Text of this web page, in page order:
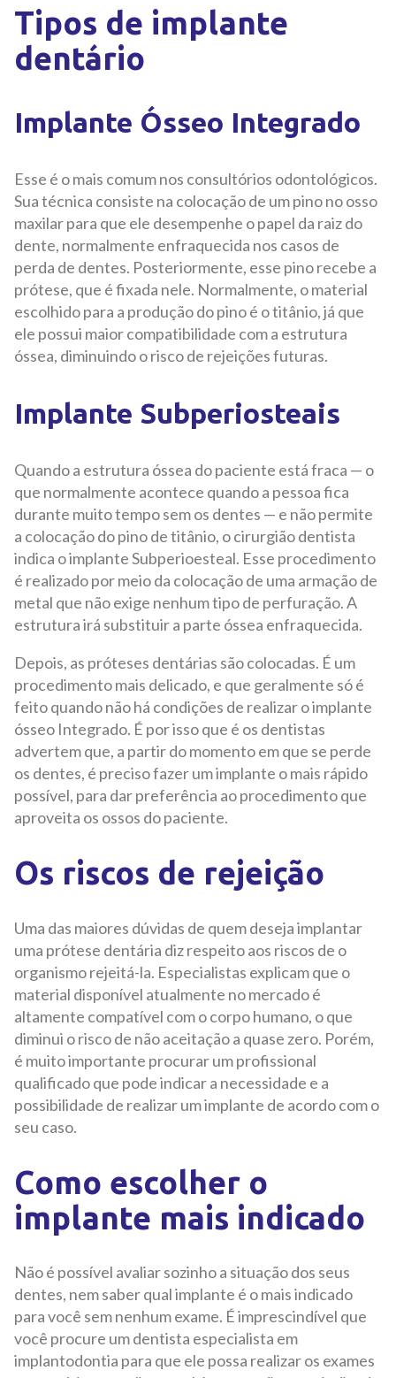
Tipos de implante
dentário
Implante Ósseo Integrado
Esse é o mais comum nos consultórios odontológicos.
Sua técnica consiste na colocação de um pino no osso
maxilar para que ele desempenhe o papel da raiz do
dente, normalmente enfraquecida nos casos de
perda de dentes. Posteriormente, esse pino recebe a
prótese, que é fixada nele. Normalmente, o material
escolhido para a produção do pino é o titânio, já que
ele possui maior compatibilidade com a estrutura
óssea, diminuindo o risco de rejeições futuras.
Implante Subperiosteais
Quando a estrutura óssea do paciente está fraca — o
que normalmente acontece quando a pessoa fica
durante muito tempo sem os dentes — e não permite
a colocação do pino de titânio, o cirurgião dentista
indica o implante Subperioesteal. Esse procedimento
é realizado por meio da colocação de uma armação de
metal que não exige nenhum tipo de perfuração. A
estrutura irá substituir a parte óssea enfraquecida.
Depois, as próteses dentárias são colocadas. É um
procedimento mais delicado, e que geralmente só é
feito quando não há condições de realizar o implante
ósseo Integrado. É por isso que é os dentistas
advertem que, a partir do momento em que se perde
os dentes, é preciso fazer um implante o mais rápido
possível, para dar preferência ao procedimento que
aproveita os ossos do paciente.
Os riscos de rejeição
Uma das maiores dúvidas de quem deseja implantar
uma prótese dentária diz respeito aos riscos de o
organismo rejeitá-la. Especialistas explicam que o
material disponível atualmente no mercado é
altamente compatível com o corpo humano, o que
diminui o risco de não aceitação a quase zero. Porém,
é muito importante procurar um profissional
qualificado que pode indicar a necessidade e a
possibilidade de realizar um implante de acordo com o
seu caso.
Como escolher o
implante mais indicado
Não é possível avaliar sozinho a situação dos seus
dentes, nem saber qual implante é o mais indicado
para você sem nenhum exame. É imprescindível que
você procure um dentista especialista em
implantodontia para que ele possa realizar os exames